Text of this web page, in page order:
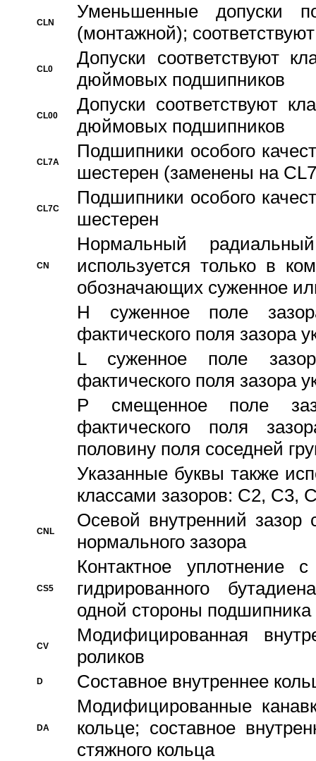
CLN
Уменьшенные
(монтажной);
CL0
Допуски соответствуют
дюймовых подшипников
CL00
Допуски соответствуют
дюймовых подшипников
CL7A
Подшипники особого
шестерен (заменены на
CL7C
Подшипники особого
шестерен
CN
Hормальный
используется только в
обозначающих суженное
H суженное поле
фактического поля зазора
L суженное поле
фактического поля зазора
P смещенное поле
фактического поля
половину поля соседней
Указанные буквы также
классами зазоров: С2,
CNL
Осевой внутренний зазор
нормального зазора
CS5
Контактное уплотнение
гидрированного
одной стороны подшипника
CV
Модифицированная
роликов
D Составное внутреннее
DA
Модифицированные
кольце; составное
стяжного кольца